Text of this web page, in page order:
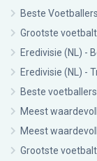
Beste
Grootste
Eredivisie (NL) -
Eredivisie (NL) -
Beste voetballers
Meest
Meest
Grootste